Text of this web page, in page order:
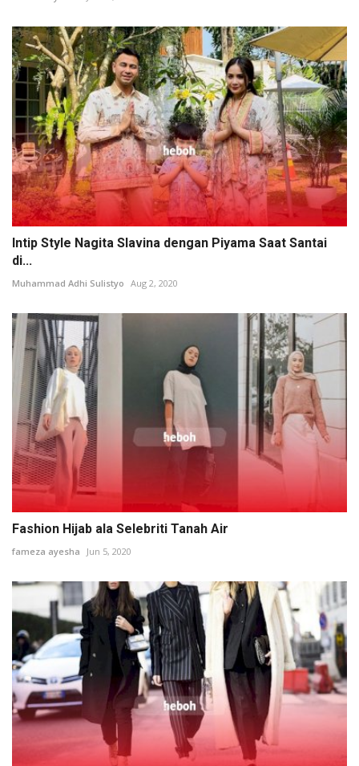
Intip Style Nagita Slavina dengan Piyama Saat Santai
di...
Muhammad Adhi Sulistyo Aug 2, 2020
Fashion Hijab ala Selebriti Tanah Air
fameza ayesha Jun 5, 2020